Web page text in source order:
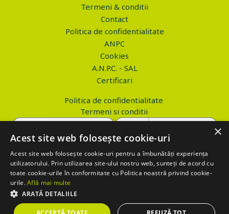
Termeni & conditii
Contact
Politica de confidentialitate
ANPC
Cookies
A.N.P.C. - SAL
Certificari
Politica de confidentialitate
Termeni si conditii
Copyright © 2026 PROVA.ro
$('.btn_gdpr').click(function() { //alert('test'); var values='';
values+='action=accept-gdpr'; $.ajax({ method: "POST", url:
"https://www.prova.ro/gdpr.php", data: values, success: function(html)
×
Acest site web folosește cookie-uri
Acest site web folosește cookie-uri pentru a îmbunătăți experiența
utilizatorului. Prin utilizarea site-ului nostru web, sunteți de acord cu
toate cookie-urile în conformitate cu Politica noastră privind cookie-
urile.Află mai multe
ARATĂ DETALIILE